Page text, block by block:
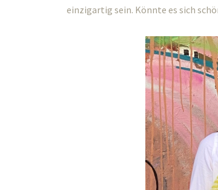
einzigartig sein. Könnte es sich